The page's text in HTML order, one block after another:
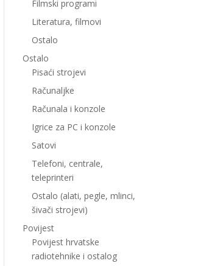
Filmski programi
Literatura, filmovi
Ostalo
Ostalo
Pisaći strojevi
Računaljke
Računala i konzole
Igrice za PC i konzole
Satovi
Telefoni, centrale,
teleprinteri
Ostalo (alati, pegle, mlinci,
šivači strojevi)
Povijest
Povijest hrvatske
radiotehnike i ostalog